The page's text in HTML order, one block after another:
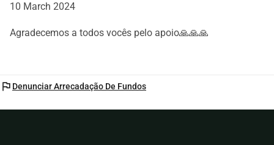
10 March 2024
Agradecemos a todos vocês pelo apoio🙏🙏🙏
flag Denunciar Arrecadação De Fundos